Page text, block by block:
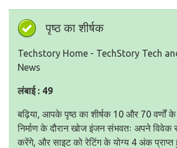
पृष्ठ का शीर्षक
Techstory Home - TechStory Tech
News
लंबाई : 49
बढ़िया, आपके पृष्ठ का शीर्षक 10 और 70 वर्णों
निर्माण के दौरान खोज इंजन संभवतः अपने विवेक
करेंगे, और साइट को रेटिंग के योग्य 4 अंक प्राप्त